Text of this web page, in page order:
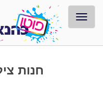
TOGGLE NAVIGATION
חנות